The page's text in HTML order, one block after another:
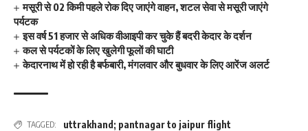
मसूरी से 02 किमी पहले रोक दिए जाएंगे वाहन, शटल सेवा से मसूरी जाएंगे
पर्यटक
इस वर्ष 51 हजार से अधिक वीआइपी कर चुके हैं बदरी केदार के दर्शन
कल से पर्यटकों के लिए खुलेगी फूलाें की घाटी
केदारनाथ में हो रही है बर्फबारी, मंगलवार और बुधवार के लिए आरेंज अलर्ट
TAGGED: uttrakhand; pantnagar to jaipur flight